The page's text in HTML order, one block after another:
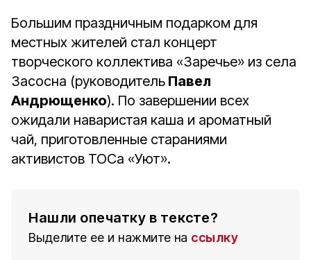
Большим праздничным подарком для
местных жителей стал концерт
творческого коллектива «Заречье» из села
Засосна (руководитель Павел
Андрющенко). По завершении всех
ожидали наваристая каша и ароматный
чай, приготовленные стараниями
активистов ТОСа «Уют».
Нашли опечатку в тексте?
Выделите ее и нажмите на ссылку